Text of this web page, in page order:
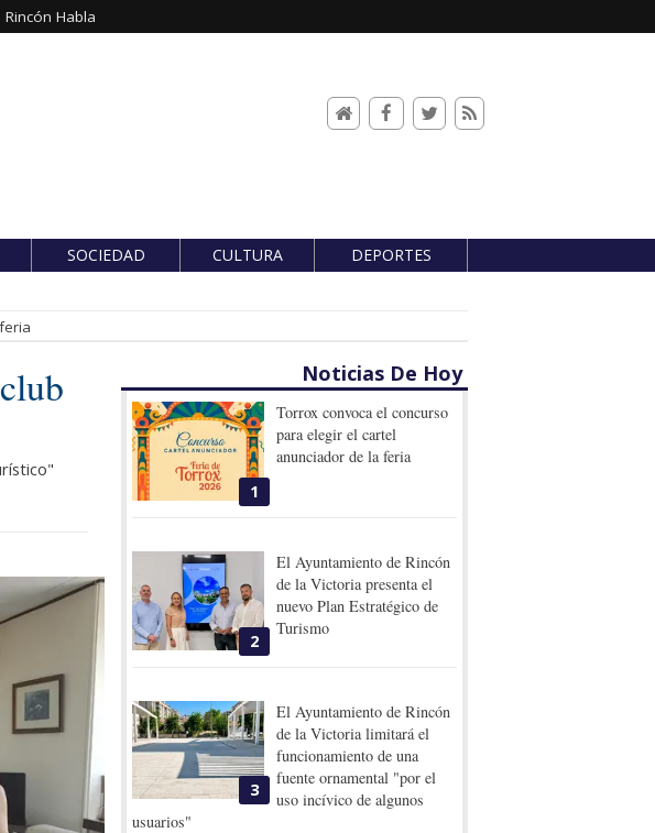
Rincón Habla
SOCIEDAD CULTURA DEPORTES
Noticias De Hoy
1
Torrox convoca el concurso
para elegir el cartel
anunciador de la feria
2
El Ayuntamiento de Rincón
de la Victoria presenta el
nuevo Plan Estratégico de
Turismo
3
El Ayuntamiento de Rincón
de la Victoria limitará el
funcionamiento de una
fuente ornamental "por el
uso incívico de algunos
usuarios"